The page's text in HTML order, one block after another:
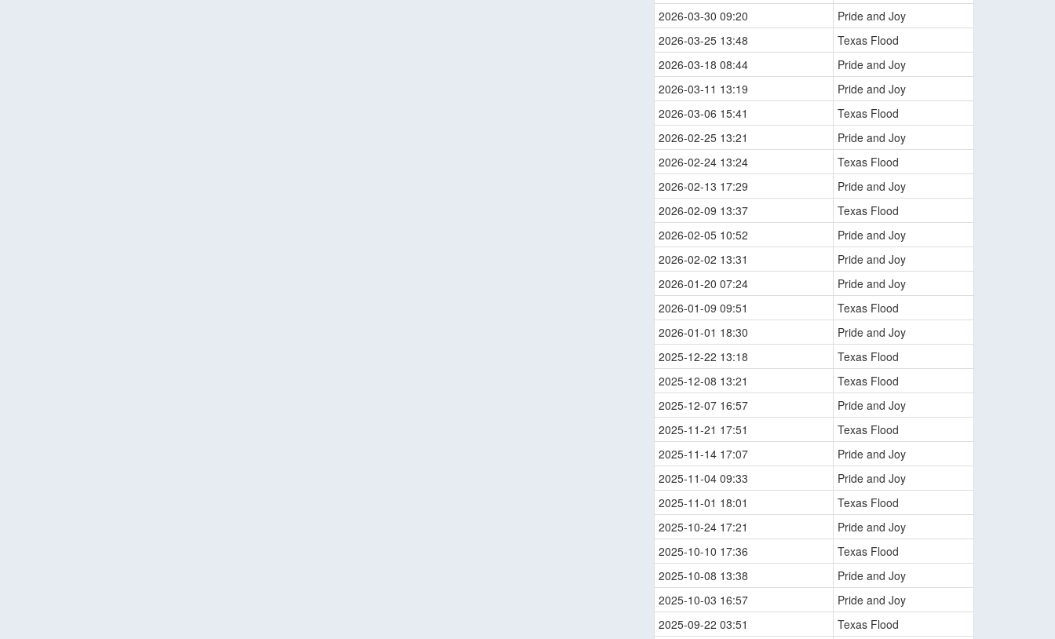
2026-03-30 09:20
Pride and Joy
2026-03-25 13:48
Texas Flood
2026-03-18 08:44
Pride and Joy
2026-03-11 13:19
Pride and Joy
2026-03-06 15:41
Texas Flood
2026-02-25 13:21
Pride and Joy
2026-02-24 13:24
Texas Flood
2026-02-13 17:29
Pride and Joy
2026-02-09 13:37
Texas Flood
2026-02-05 10:52
Pride and Joy
2026-02-02 13:31
Pride and Joy
2026-01-20 07:24
Pride and Joy
2026-01-09 09:51
Texas Flood
2026-01-01 18:30
Pride and Joy
2025-12-22 13:18
Texas Flood
2025-12-08 13:21
Texas Flood
2025-12-07 16:57
Pride and Joy
2025-11-21 17:51
Texas Flood
2025-11-14 17:07
Pride and Joy
2025-11-04 09:33
Pride and Joy
2025-11-01 18:01
Texas Flood
2025-10-24 17:21
Pride and Joy
2025-10-10 17:36
Texas Flood
2025-10-08 13:38
Pride and Joy
2025-10-03 16:57
Pride and Joy
2025-09-22 03:51
Texas Flood